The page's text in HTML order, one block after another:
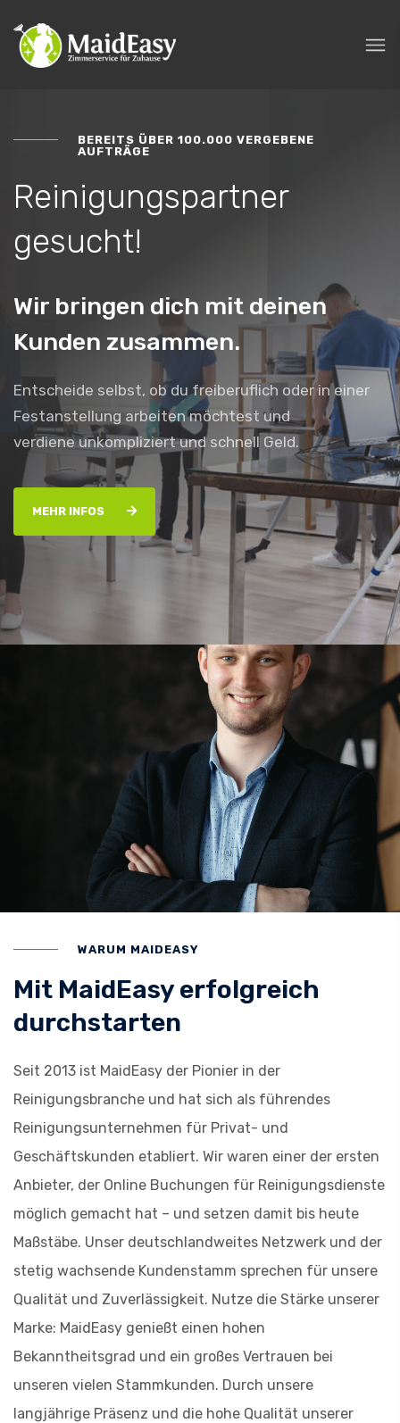
BEREITS ÜBER 100.000 VERGEBENE
AUFTRÄGE
Reinigungspartner
gesucht!
Wir bringen dich mit deinen
Kunden zusammen.
Entscheide selbst, ob du freiberuflich oder in einer
Festanstellung arbeiten möchtest und
verdiene unkompliziert und schnell Geld.
MEHR INFOS
WARUM MAIDEASY
Mit MaidEasy erfolgreich
durchstarten
Seit 2013 ist MaidEasy der Pionier in der
Reinigungsbranche und hat sich als führendes
Reinigungsunternehmen für Privat- und
Geschäftskunden etabliert. Wir waren einer der ersten
Anbieter, der Online Buchungen für Reinigungsdienste
möglich gemacht hat – und setzen damit bis heute
Maßstäbe. Unser deutschlandweites Netzwerk und der
stetig wachsende Kundenstamm sprechen für unsere
Qualität und Zuverlässigkeit. Nutze die Stärke unserer
Marke: MaidEasy genießt einen hohen
Bekanntheitsgrad und ein großes Vertrauen bei
unseren vielen Stammkunden. Durch unsere
langjährige Präsenz und die hohe Qualität unserer